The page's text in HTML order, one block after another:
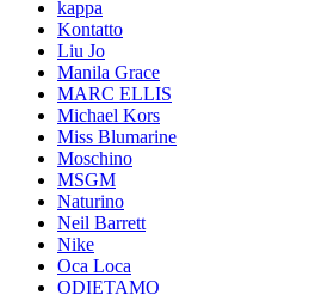
kappa
Kontatto
Liu Jo
Manila Grace
MARC ELLIS
Michael Kors
Miss Blumarine
Moschino
MSGM
Naturino
Neil Barrett
Nike
Oca Loca
ODIETAMO